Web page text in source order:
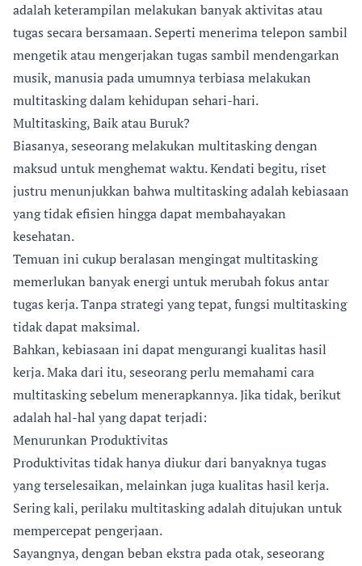
adalah keterampilan melakukan banyak aktivitas atau
tugas secara bersamaan. Seperti menerima telepon sambil
mengetik atau mengerjakan tugas sambil mendengarkan
musik, manusia pada umumnya terbiasa melakukan
multitasking dalam kehidupan sehari-hari.
Multitasking, Baik atau Buruk?
Biasanya, seseorang melakukan multitasking dengan
maksud untuk menghemat waktu. Kendati begitu, riset
justru menunjukkan bahwa multitasking adalah kebiasaan
yang tidak efisien hingga dapat membahayakan
kesehatan.
Temuan ini cukup beralasan mengingat multitasking
memerlukan banyak energi untuk merubah fokus antar
tugas kerja. Tanpa strategi yang tepat, fungsi multitasking
tidak dapat maksimal.
Bahkan, kebiasaan ini dapat mengurangi kualitas hasil
kerja. Maka dari itu, seseorang perlu memahami cara
multitasking sebelum menerapkannya. Jika tidak, berikut
adalah hal-hal yang dapat terjadi:
Menurunkan Produktivitas
Produktivitas tidak hanya diukur dari banyaknya tugas
yang terselesaikan, melainkan juga kualitas hasil kerja.
Sering kali, perilaku multitasking adalah ditujukan untuk
mempercepat pengerjaan.
Sayangnya, dengan beban ekstra pada otak, seseorang